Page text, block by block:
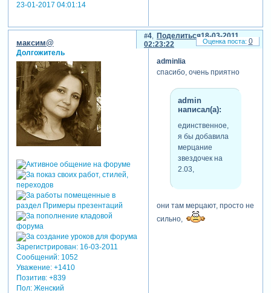
23-01-2017 04:01:14
Поделиться
4
18-03-2011
02:23:22
максим@
Долгожитель
Зарегистрирован: 16-03-2011
Сообщений:1052
Уважение: +1410
Позитив: +839
Пол:Женский
adminlia
спасибо, очень приятно
admin
написал(а):
единственное,
я бы добавила
мерцание
звездочек на
2.03,
они там мерцают, просто не
сильно,
0